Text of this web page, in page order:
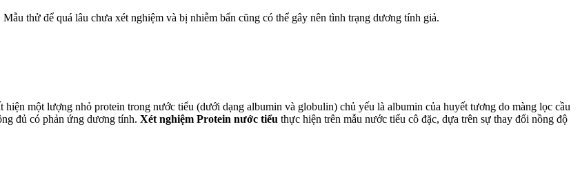
thử để quá lâu chưa xét nghiệm và bị nhiễm bẩn cũng có thể gây nên tình trạng dương tính giả.
một lượng nhỏ protein trong nước tiểu (dưới dạng albumin và globulin) chủ yếu là albumin của huyết tương do màng lọc cầu
đủ có phản ứng dương tính. Xét nghiệm Protein nước tiểu thực hiện trên mẫu nước tiểu cô đặc, dựa trên sự thay đổi nồng độ